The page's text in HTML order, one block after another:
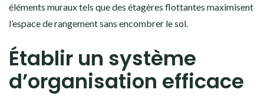
éléments muraux tels que des étagères flottantes maximisent
l’espace de rangement sans encombrer le sol.
Établir un système
d’organisation efficace